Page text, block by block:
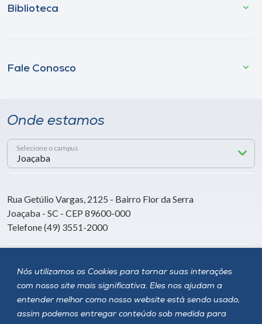
Nós utilizamos os Cookies para tornar suas interações
com nosso site mais significativa. Eles nos ajudam a
entender melhor como nosso website está sendo usado,
assim podemos entregar conteúdo sob medida para
Biblioteca
Fale Conosco
Onde estamos
Selecione o campus
Rua Getúlio Vargas, 2125 - Bairro Flor da Serra
Joaçaba - SC - CEP 89600-000
Telefone (49) 3551-2000
Siga a Unoesc